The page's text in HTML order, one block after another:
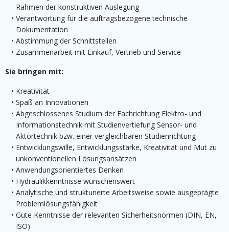
Rahmen der konstruktiven Auslegung
Verantwortung für die auftragsbezogene technische
Dokumentation
Abstimmung der Schnittstellen
Zusammenarbeit mit Einkauf, Vertrieb und Service
Sie bringen mit:
Kreativität
Spaß an Innovationen
Abgeschlossenes Studium der Fachrichtung Elektro- und
Informationstechnik mit Studienvertiefung Sensor- und
Aktortechnik bzw. einer vergleichbaren Studienrichtung
Entwicklungswille, Entwicklungsstärke, Kreativität und Mut zu
unkonventionellen Lösungsansätzen
Anwendungsorientiertes Denken
Hydraulikkenntnisse wünschenswert
Analytische und strukturierte Arbeitsweise sowie ausgeprägte
Problemlösungsfähigkeit
Gute Kenntnisse der relevanten Sicherheitsnormen (DIN, EN,
ISO)